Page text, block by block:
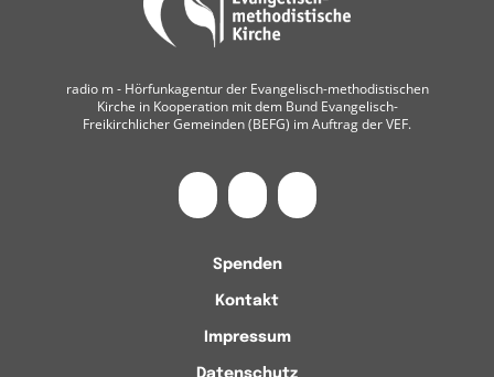
radio m ‐ Hörfunkagentur der Evangelisch-methodistischen
Kirche in Kooperation mit dem Bund Evangelisch-
Freikirchlicher Gemeinden (BEFG) im Auftrag der VEF.
Spenden
Kontakt
Impressum